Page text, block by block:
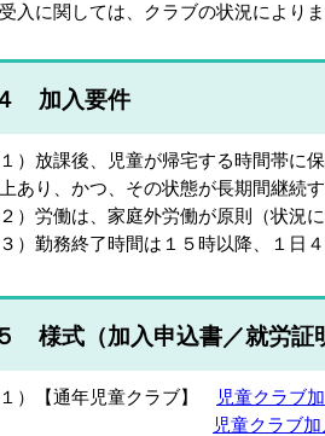
入に関しては、クラブの状況によりま
加入要件
１）放課後、児童が帰宅する時間帯に
あり、かつ、その状態が長期間継続
２）労働は、家庭外労働が原則（状況
３）勤務終了時間は１５時以降、１日
様式（加入申込書／就労証
１）【通年児童クラブ】 児童クラブ
児童クラブ